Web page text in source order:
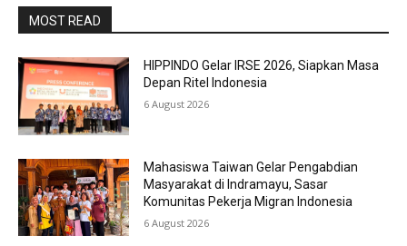
MOST READ
HIPPINDO Gelar IRSE 2026, Siapkan Masa
Depan Ritel Indonesia
6 August 2026
Mahasiswa Taiwan Gelar Pengabdian
Masyarakat di Indramayu, Sasar
Komunitas Pekerja Migran Indonesia
6 August 2026